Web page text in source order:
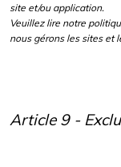
site et/ou application.
Veuillez lire notre
nous gérons les sites et
Article 9 -